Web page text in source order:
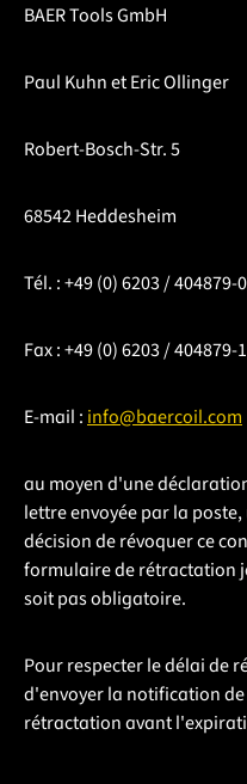
BAER Tools GmbH
Paul Kuhn et Eric Ollinger
Robert-Bosch-Str. 5
68542 Heddesheim
Tél. : +49 (0) 6203 / 404879-0
Fax : +49 (0) 6203 / 404879-1
E-mail : info@baercoil.com
au moyen d'une
lettre envoyée par la
décision de révoquer ce
formulaire de rétractation
soit pas obligatoire.
Pour respecter le délai de
d'envoyer la notification
rétractation avant